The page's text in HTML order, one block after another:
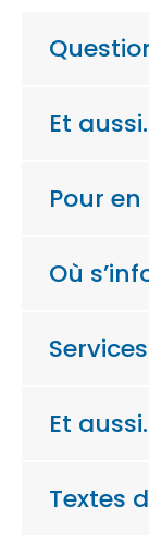
Et
Pour
Où
Et
Textes